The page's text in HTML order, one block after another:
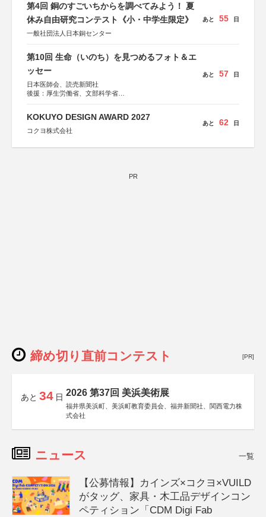
第4回 銅のすごいちからを調べてみよう！ 夏
休み自由研究コンテスト《小・中学生限定》
一般社団法人日本銅センター
あと 55 日
第10回 生命（いのち）を見つめるフォト＆エ
ッセー
日本医師会、読売新聞社
後援：厚生労働省、文部科学省
あと 57 日
KOKUYO DESIGN AWARD 2027
コクヨ株式会社
あと 62 日
PR
締め切り直前コンテスト [PR]
あと 34 日 2026 第37回 美浜美術展
福井県美浜町、美浜町教育委員会、福井新聞社、関西電力株
式会社
ニュース 一覧
【公募情報】カインズ×コクヨ×VUILD
がタッグ、家具・木工品デザインコン
ペティション「CDM Digi Fab